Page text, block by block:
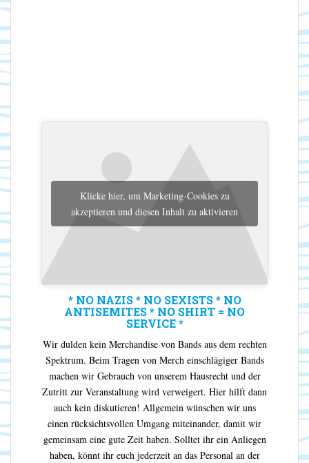
Klicke hier, um Marketing-Cookies zu
akzeptieren und diesen Inhalt zu aktivieren
* NO NAZIS * NO SEXISTS * NO
ANTISEMITES * NO SHIRT = NO
SERVICE *
Wir dulden kein Merchandise von Bands aus dem rechten
Spektrum. Beim Tragen von Merch einschlägiger Bands
machen wir Gebrauch von unserem Hausrecht und der
Zutritt zur Veranstaltung wird verweigert. Hier hilft dann
auch kein diskutieren! Allgemein wünschen wir uns
einen rücksichtsvollen Umgang miteinander, damit wir
gemeinsam eine gute Zeit haben. Solltet ihr ein Anliegen
haben, könnt ihr euch jederzeit an das Personal an der